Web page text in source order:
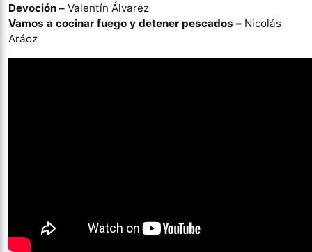
Devoción – Valentín Álvarez
Vamos a cocinar fuego y detener pescados – Nicolás
Aráoz